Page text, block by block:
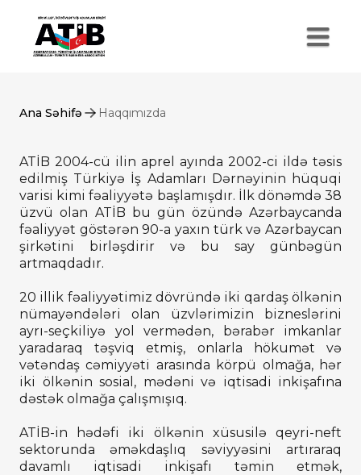
Ana Səhifə Haqqımızda
ATİB 2004-cü ilin aprel ayında 2002-ci ildə təsis
edilmiş Türkiyə İş Adamları Dərnəyinin hüquqi
varisi kimi fəaliyyətə başlamışdır. İlk dönəmdə 38
üzvü olan ATİB bu gün özündə Azərbaycanda
fəaliyyət göstərən 90-a yaxın türk və Azərbaycan
şirkətini birləşdirir və bu say günbəgün
artmaqdadır.
20 illik fəaliyyətimiz dövründə iki qardaş ölkənin
nümayəndələri olan üzvlərimizin bizneslərini
ayrı-seçkiliyə yol vermədən, bərabər imkanlar
yaradaraq təşviq etmiş, onlarla hökumət və
vətəndaş cəmiyyəti arasında körpü olmağa, hər
iki ölkənin sosial, mədəni və iqtisadi inkişafına
dəstək olmağa çalışmışıq.
ATİB-in hədəfi iki ölkənin xüsusilə qeyri-neft
sektorunda əməkdaşlıq səviyyəsini artıraraq
davamlı iqtisadi inkişafı təmin etmək,